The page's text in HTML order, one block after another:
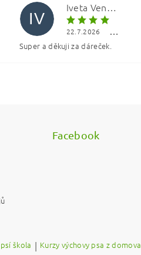
IV
Iveta Vencová
22.7.2026
Super a děkuji za dáreček.
Facebook
škola | Kurzy výchovy psa z domova